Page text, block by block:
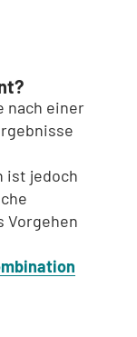
nach einer
ist jedoch
Vorgehen